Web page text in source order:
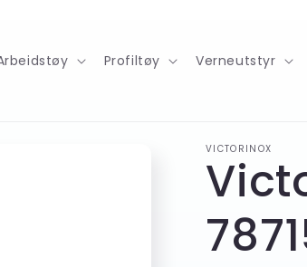
Profiltøy Verneutstyr
VICTORINOX